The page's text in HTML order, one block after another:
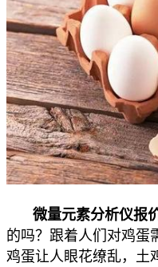
微量元素分析仪报
的吗？ 跟着人们对鸡蛋
鸡蛋让人眼花缭乱，土